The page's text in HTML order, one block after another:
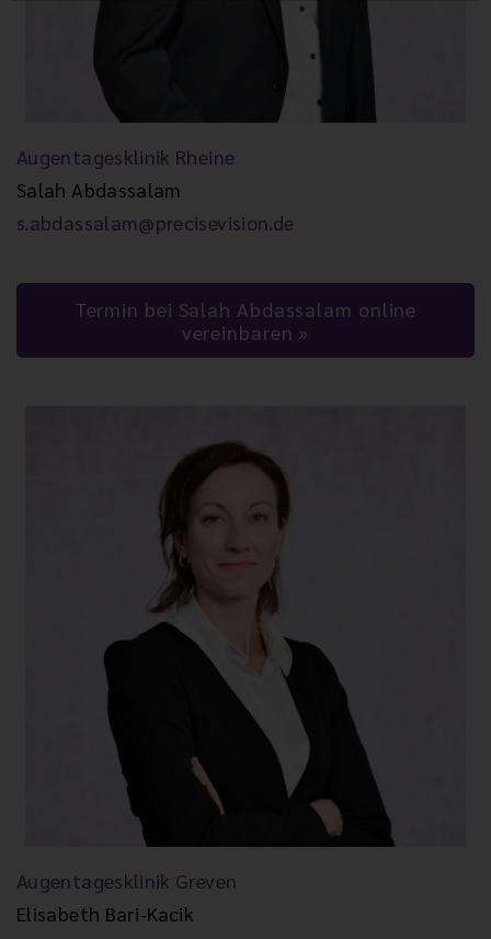
Augentagesklinik Rheine
Salah Abdassalam
s.abdassalam@precisevision.de
Termin bei Salah Abdassalam online
vereinbaren
Augentagesklinik Greven
Elisabeth Bari-Kacik